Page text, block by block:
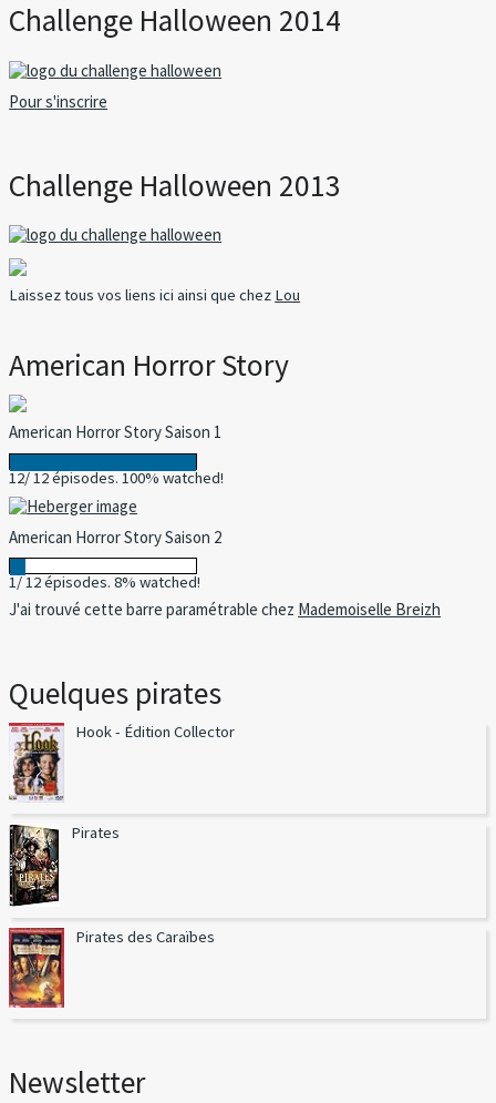
Challenge Halloween 2014
Pour s'inscrire
Challenge Halloween 2013
Laissez tous vos liens ici ainsi que chez Lou
American Horror Story
American Horror Story Saison 1
12/ 12 épisodes. 100% watched!
American Horror Story Saison 2
1/ 12 épisodes. 8% watched!
J'ai trouvé cette barre paramétrable chez Mademoiselle Breizh
Quelques pirates
Hook - Édition Collector
Pirates
Pirates des Caraïbes
Newsletter